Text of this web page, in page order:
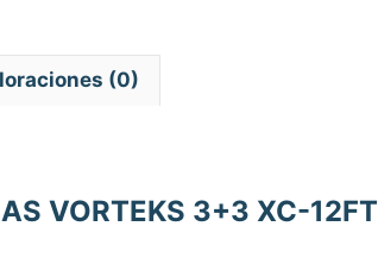
(0)
VORTEKS 3+3 XC-12FT